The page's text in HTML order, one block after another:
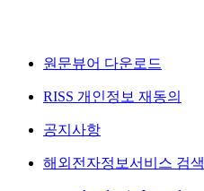
원문뷰어 다운로드
RISS 개인정보 재동의
공지사항
해외전자정보서비스 검색